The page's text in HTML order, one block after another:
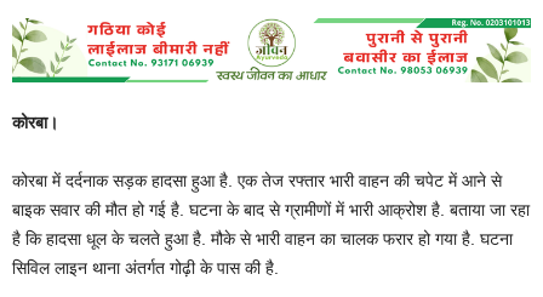
कोरबा।
कोरबा में दर्दनाक सड़क हादसा हुआ है. एक तेज रफ्तार भारी वाहन की चपेट में आने से
बाइक सवार की मौत हो गई है. घटना के बाद से ग्रामीणों में भारी आक्रोश है. बताया जा रहा
है कि हादसा धूल के चलते हुआ है. मौके से भारी वाहन का चालक फरार हो गया है. घटना
सिविल लाइन थाना अंतर्गत गोढ़ी के पास की है.